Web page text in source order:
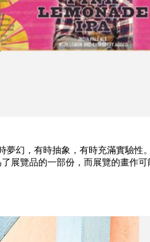
夢幻 ，有時抽象，有時充滿實驗性
展覽品的一部份，而展覽的畫作可